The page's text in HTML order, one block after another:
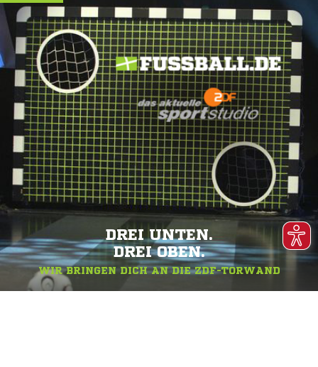
DREI UNTEN.
DREI OBEN.
WIR BRINGEN DICH AN DIE ZDF-TORWAND